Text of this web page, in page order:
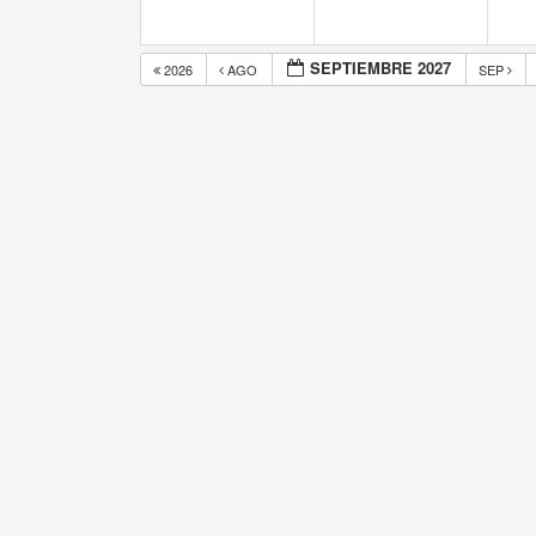
2026 AGO SEPTIEMBRE 2027 SEP